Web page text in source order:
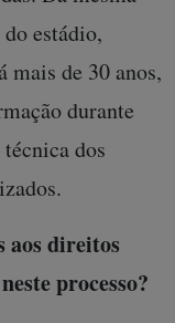
estádio,
mais de 30 anos,
durante
dos
aos direitos
processo?